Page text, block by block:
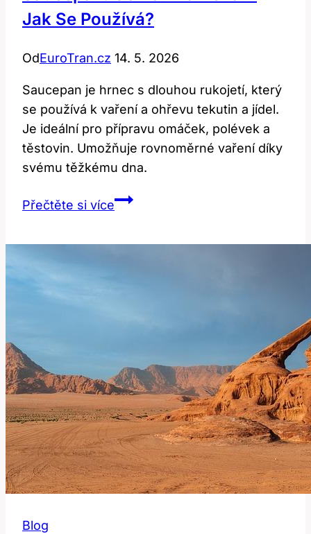
Jak Se Používá?
OdEuroTran.cz 14. 5. 2026
Saucepan je hrnec s dlouhou rukojetí, který
se používá k vaření a ohřevu tekutin a jídel.
Je ideální pro přípravu omáček, polévek a
těstovin. Umožňuje rovnoměrné vaření díky
svému těžkému dna.
Přečtěte si víceSaucepan:
Blog